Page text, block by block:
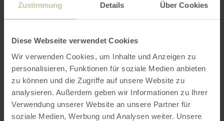
Zustimmung Details Über Cookies
Diese Webseite verwendet Cookies
Wir verwenden Cookies, um Inhalte und Anzeigen zu
personalisieren, Funktionen für soziale Medien anbieten
zu können und die Zugriffe auf unsere Website zu
analysieren. Außerdem geben wir Informationen zu Ihrer
Verwendung unserer Website an unsere Partner für
soziale Medien, Werbung und Analysen weiter. Unsere
erfreuen und an angebotenen Aktionen
teilnehmen. Dazu werden gepflegte Getränke
EIFEL – schmecken, wo man is(s)t!
Weitere Infos